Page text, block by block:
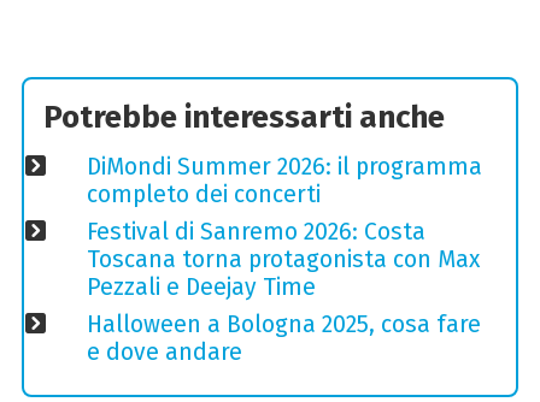
Potrebbe interessarti anche
DiMondi Summer 2026: il programma
completo dei concerti
Festival di Sanremo 2026: Costa
Toscana torna protagonista con Max
Pezzali e Deejay Time
Halloween a Bologna 2025, cosa fare
e dove andare